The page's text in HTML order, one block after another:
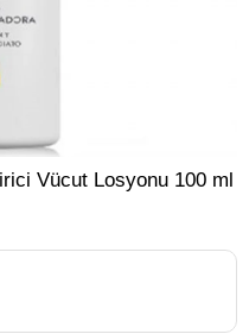
Vücut Losyonu 100 ml